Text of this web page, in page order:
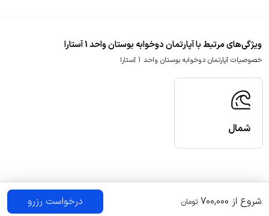
ویژگی‌های مرتبط با آپارتمان دوخوابه بوستان واحد 1 آستارا
خصوصیات آپارتمان دوخوابه بوستان واحد 1 آستارا
شمال
شروع از 700,000 تومان درخواست رزرو